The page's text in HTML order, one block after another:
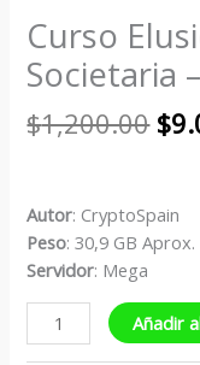
Curso
Societaria
$1,200.00 $
Autor: CryptoSpain
Peso: 30,9 GB Aprox.
Servidor: Mega
Añadir